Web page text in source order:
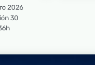
2026
30